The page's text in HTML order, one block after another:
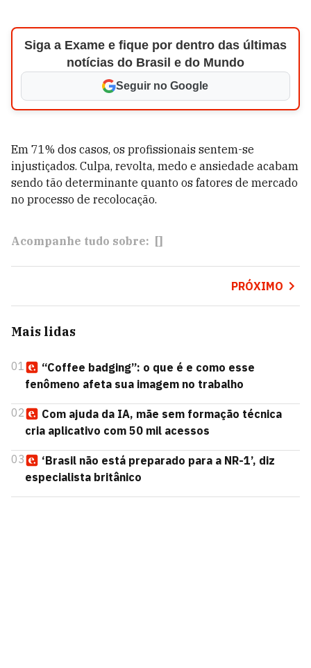
Siga a Exame e fique por dentro das últimas
notícias do Brasil e do Mundo
Seguir no Google
Em 71% dos casos, os profissionais sentem-se
injustiçados. Culpa, revolta, medo e ansiedade acabam
sendo tão determinante quanto os fatores de mercado
no processo de recolocação.
Acompanhe tudo sobre: []
PRÓXIMO
Mais lidas
01
“Coffee badging”: o que é e como esse
fenômeno afeta sua imagem no trabalho
02
Com ajuda da IA, mãe sem formação técnica
cria aplicativo com 50 mil acessos
03
‘Brasil não está preparado para a NR-1’, diz
especialista britânico